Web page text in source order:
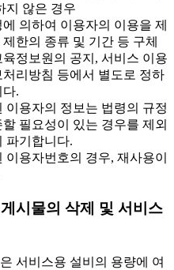
지 않은 경우
의하여 이용자의 이용을 제
한의 종류 및 기간 등 구체
정보원의 공지, 서비스 이용
리방침 등에서 별도로 정하
다.
용자의 정보는 법령의 규정
필요성이 있는 경우를 제외
파기합니다.
용자번호의 경우, 재사용이
시물의 삭제 및 서비스
서비스용 설비의 용량에 여